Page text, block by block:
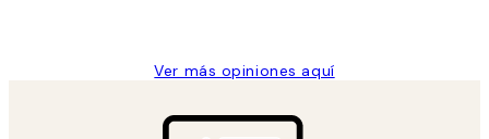
Ver más opiniones aquí